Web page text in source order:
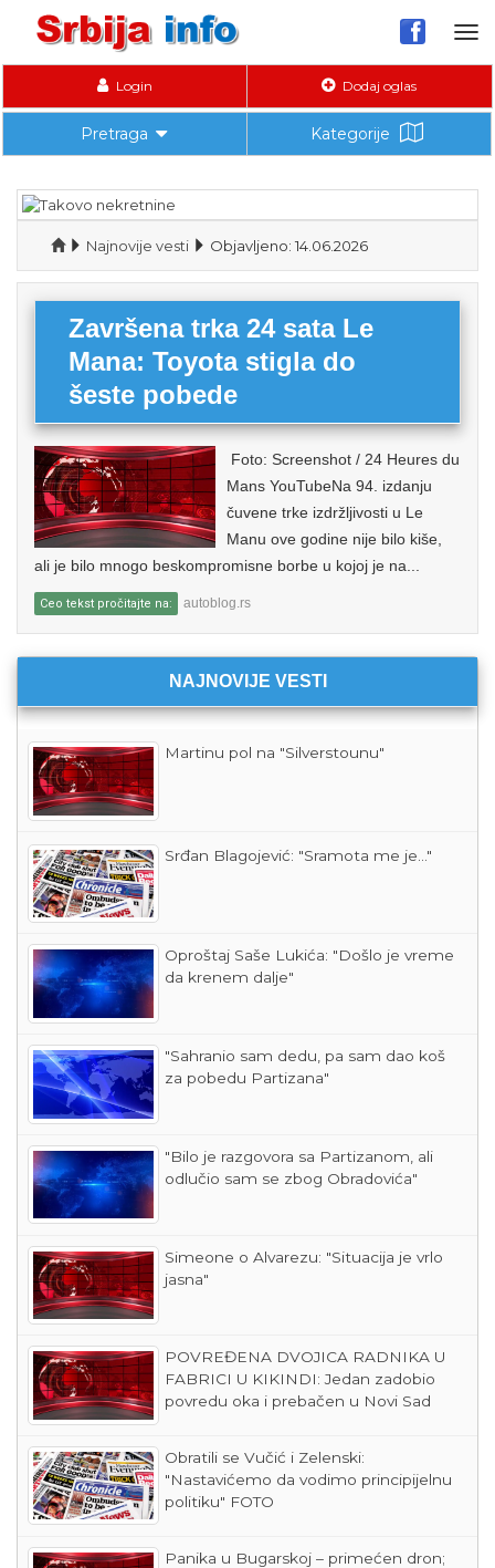
Login Dodaj oglas
Pretraga Kategorije
Najnovije vesti Objavljeno: 14.06.2026
Završena trka 24 sata Le
Mana: Toyota stigla do
šeste pobede
Foto: Screenshot / 24 Heures du
Mans YouTubeNa 94. izdanju
čuvene trke izdržljivosti u Le
Manu ove godine nije bilo kiše,
ali je bilo mnogo beskompromisne borbe u kojoj je na...
Ceo tekst pročitajte na: autoblog.rs
NAJNOVIJE VESTI
Martinu pol na "Silverstounu"
Srđan Blagojević: "Sramota me je..."
Oproštaj Saše Lukića: "Došlo je vreme
da krenem dalje"
"Sahranio sam dedu, pa sam dao koš
za pobedu Partizana"
"Bilo je razgovora sa Partizanom, ali
odlučio sam se zbog Obradovića"
Simeone o Alvarezu: "Situacija je vrlo
jasna"
POVREĐENA DVOJICA RADNIKA U
FABRICI U KIKINDI: Jedan zadobio
povredu oka i prebačen u Novi Sad
Obratili se Vučić i Zelenski:
"Nastavićemo da vodimo principijelnu
politiku" FOTO
Panika u Bugarskoj – primećen dron;